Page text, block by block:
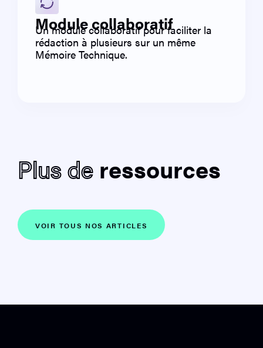
Module collaboratif
Un module collaboratif pour faciliter la
rédaction à plusieurs sur un même
Mémoire Technique.
Plus de ressources
VOIR TOUS NOS ARTICLES